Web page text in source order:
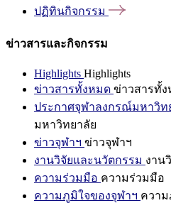
ปฏิทินกิจกรรม
ข่าวสารและกิจกรรม
Highlights Highlights
ข่าวสารทั้งหมด ข่าวสารทั้
ประกาศจุฬาลงกรณ์มหาวิท
มหาวิทยาลัย
ข่าวจุฬาฯ ข่าวจุฬาฯ
งานวิจัยและนวัตกรรม งาน
ความร่วมมือ ความร่วมมือ
ความภูมิใจของจุฬาฯ ความ